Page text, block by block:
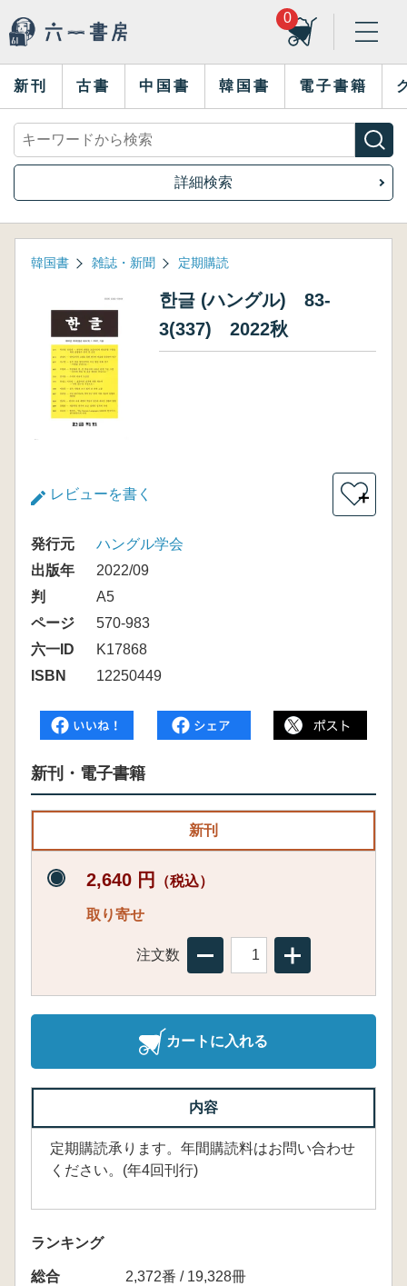
0
新刊 古書 中国書 韓国書 電子書籍
詳細検索
韓国書 雑誌・新聞 定期購読
한글 (ハングル) 83-
3(337) 2022秋
レビューを書く ＋
発行元
ハングル学会
出版年
2022/09
判
A5
ページ
570-983
六一ID
K17868
ISBN
12250449
新刊・電子書籍
新刊
2,640 円 （税込）
取り寄せ
注文数
カートに入れる
内容
定期購読承ります。年間購読料はお問い合わせ
ください。(年4回刊行)
ランキング
総合
2,372番 / 19,328冊